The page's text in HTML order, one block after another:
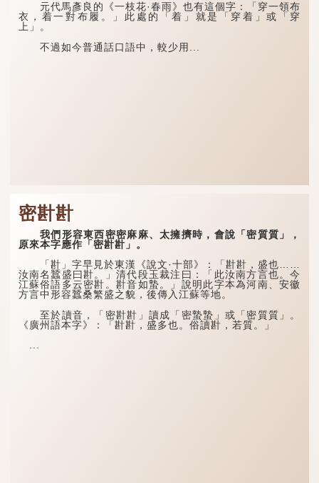
元代馬彥良的《一枝花·春雨》也有這個字：「穿一領布
衣，着一對布履。」此處的「着」就是「穿着」或「穿
上」。
不過如今普通話口語中，較少用...
密卙卙
我們形容東西密密麻麻、太擁擠時，會說「密質質」，
原來本字應作「密卙卙」。
「卙」字早見於東漢《說文·十部》：「卙卙，盛也……
汝南名蠶盛曰卙。」清代段玉裁注曰：「此汝南方言也。今
江蘇俗語多云密卙。卙音如蟄。」說明此字本為河南、安徽
方言中形容蠶桑繁盛之貌，後傳入江蘇等地。
至於讀音，「密卙卙」讀成「密蟄蟄」或「密質質」。
《廣州語本字》：「卙卙，盛多也。俗讀卙，若質。」
...